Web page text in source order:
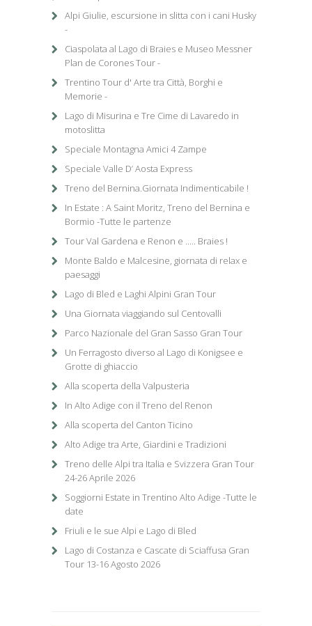
Alpi Giulie, escursione in slitta con i cani Husky
-
Ciaspolata al Lago di Braies e Museo Messner
Plan de Corones Tour -
Trentino Tour d' Arte tra Città, Borghi e
Memorie -
Lago di Misurina e Tre Cime di Lavaredo in
motoslitta
Speciale Montagna Amici 4 Zampe
Speciale Valle D’ Aosta Express
Treno del Bernina.Giornata Indimenticabile !
In Estate : A Saint Moritz, Treno del Bernina e
Bormio -Tutte le partenze
Tour Val Gardena e Renon e ..... Braies !
Monte Baldo e Malcesine, giornata di relax e
paesaggi
Lago di Bled e Laghi Alpini Gran Tour
Una Giornata viaggiando sul Centovalli
Parco Nazionale del Gran Sasso Gran Tour
Un Ferragosto diverso al Lago di Konigsee e
Grotte di ghiaccio
Alla scoperta della Valpusteria
In Alto Adige con il Treno del Renon
Alla scoperta del Canton Ticino
Alto Adige tra Arte, Giardini e Tradizioni
Treno delle Alpi tra Italia e Svizzera Gran Tour
24-26 Aprile 2026
Soggiorni Estate in Trentino Alto Adige -Tutte le
date
Friuli e le sue Alpi e Lago di Bled
Lago di Costanza e Cascate di Sciaffusa Gran
Tour 13-16 Agosto 2026